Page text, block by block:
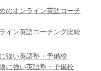
のオンライン英語コーチ
イン英語コーチング比較
強い英語塾・予備校
に強い英語塾・予備校